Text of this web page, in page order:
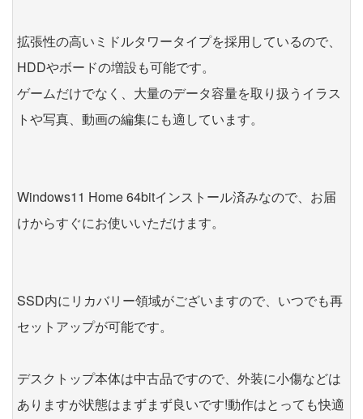
拡張性の高いミドルタワータイプを採用しているので、
HDDやボードの増設も可能です。
ゲームだけでなく、大量のデータ容量を取り扱うイラス
トや写真、動画の編集にも適しています。
Windows11 Home 64bitインストール済みなので、お届
けからすぐにお使いいただけます。
SSD内にリカバリー領域がございますので、いつでも再
セットアップが可能です。
デスクトップ本体は中古品ですので、外装に小傷などは
ありますが状態はまずまず良いです!動作はとっても快適